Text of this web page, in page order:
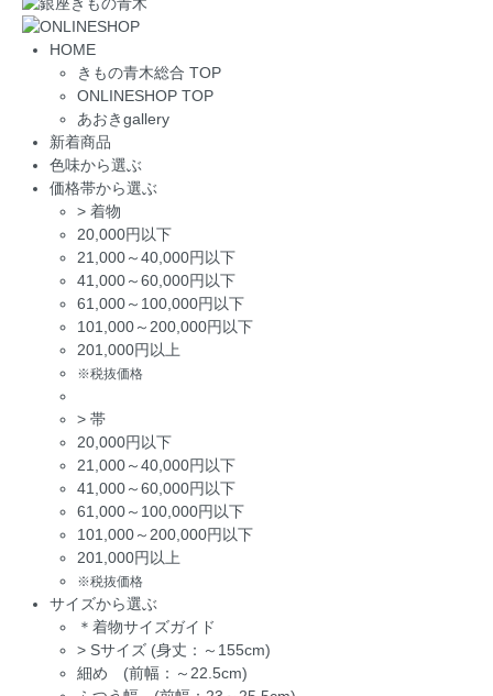
HOME
きもの青木総合 TOP
ONLINESHOP TOP
あおきgallery
新着商品
色味から選ぶ
価格帯から選ぶ
> 着物
20,000円以下
21,000～40,000円以下
41,000～60,000円以下
61,000～100,000円以下
101,000～200,000円以下
201,000円以上
※税抜価格
> 帯
20,000円以下
21,000～40,000円以下
41,000～60,000円以下
61,000～100,000円以下
101,000～200,000円以下
201,000円以上
※税抜価格
サイズから選ぶ
＊着物サイズガイド
> Sサイズ (身丈：～155cm)
細め (前幅：～22.5cm)